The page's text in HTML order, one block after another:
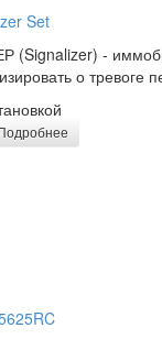
Set
(Signalizer) -
о тревоге